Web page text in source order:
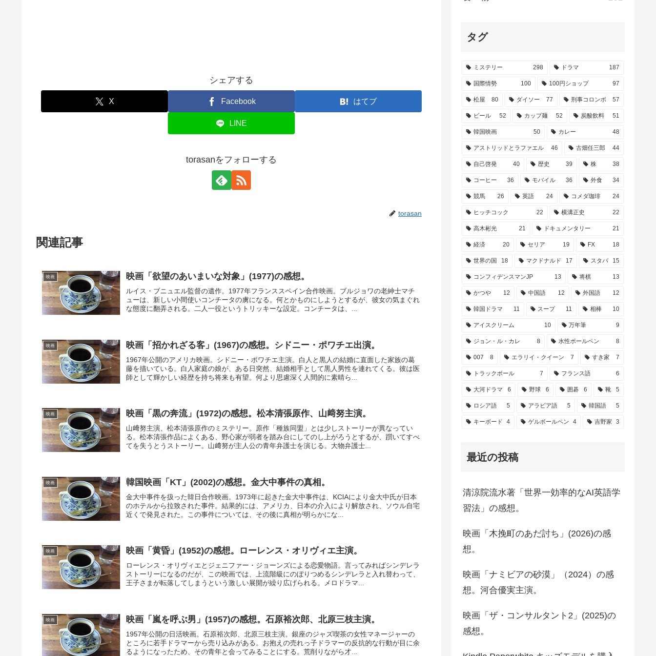
シェアする
X Facebook はてブ
LINE
torasanをフォローする
torasan
関連記事
映画 映画「欲望のあいまいな対象」(1977)の感想。
ルイス・ブニュエル監督の遺作。1977年フランススペイン合作映画。ブルジョワの老紳士マチ
ューは、新しい小間使いコンチータの虜になる。何とかものにしようとするが、彼女の気まぐれ
な態度に翻弄される。二人一役というトリッキーな設定。コンチータは、...
映画 映画「招かれざる客」(1967)の感想。シドニー・ポワチエ出演。
1967年公開のアメリカ映画。シドニー・ポワチエ主演。白人と黒人の結婚に直面した家族の葛
藤を描いている。白人家庭の娘が、ある日突然、結婚相手として黒人男性を連れてくる。彼は医
師として輝かしい経歴を持ち将来も有望。何より思慮深く人間的に素晴ら...
映画 映画「黒の奔流」(1972)の感想。松本清張原作、山﨑努主演。
山﨑努主演、松本清張原作のミステリー。原作「種族同盟」とは少しストーリーが異なってい
る。松本清張作品によくある、野心家が弱者を踏み台にしてのし上がろうとするが、躓いてすべ
てを失うとうストーリー。山﨑努が主人公の青年弁護士を演じる。大物弁護士...
映画 韓国映画「KT」(2002)の感想。金大中事件の真相。
金大中事件を扱った韓日合作映画。1973年に起きた金大中事件は、KCIAにより金大中氏が日本
のホテルから拉致された事件。結果的には、アメリカ、日本の介入により解放され、ソウル自宅
近くで発見された。この事件については、その後に真相が明らかにな...
映画 映画「黄昏」(1952)の感想。ローレンス・オリヴィエ主演。
ローレンス・オリヴィエとジェニファー・ジョーンズによる恋愛物語。言ってみればシンデレラ
ストーリーになるのだが、この映画では、上流階級にのぼりつめるシンデレラと入れ替わって、
王子さまが転落してしまうという激しい展開が繰り広げられる。メロドラマ...
映画 映画「嵐を呼ぶ男」(1957)の感想。石原裕次郎、北原三枝主演。
1957年公開の日活映画。石原裕次郎、北原三枝主演。銀座のジャズ喫茶の女性マネージャーの
ところに若手ドラマーから売り込みがある。お抱えの売れっ子ドラマーの反抗的な行動が目に余
るようになったため、その青年と会ってみることにする。荒削りながら才...
タグ
ミステリー 298 ドラマ 187
国際情勢 100 100円ショップ 97
松屋 80 ダイソー 77 刑事コロンボ 57
ビール 52 カップ麺 52 炭酸飲料 51
韓国映画 50 カレー 48
アストリッドとラファエル 46 古畑任三郎 44
自己啓発 40 歴史 39 株 38
コーヒー 36 モバイル 36 外食 34
競馬 26 英語 24 コメダ珈琲 24
ヒッチコック 22 横溝正史 22
高木彬光 21 ドキュメンタリー 21
経済 20 セリア 19 FX 18
世界の国 18 マクドナルド 17 スタバ 15
コンフィデンスマンJP 13 将棋 13
かつや 12 中国語 12 外国語 12
韓国ドラマ 11 スープ 11 相棒 10
アイスクリーム 10 万年筆 9
ジョン・ル・カレ 8 水性ボールペン 8
007 8 エラリイ・クイーン 7 すき家 7
トラックボール 7 フランス語 6
大河ドラマ 6 野球 6 囲碁 6 靴 5
ロシア語 5 アラビア語 5 韓国語 5
キーボード 4 ゲルボールペン 4 吉野家 3
最近の投稿
清涼院流水著「世界一効率的なAI英語学
習法」の感想。
映画「木挽町のあだ討ち」(2026)の感
想。
映画「ナミビアの砂漠」（2024）の感
想。河合優実主演。
映画「ザ・コンサルタント2」(2025)の
感想。